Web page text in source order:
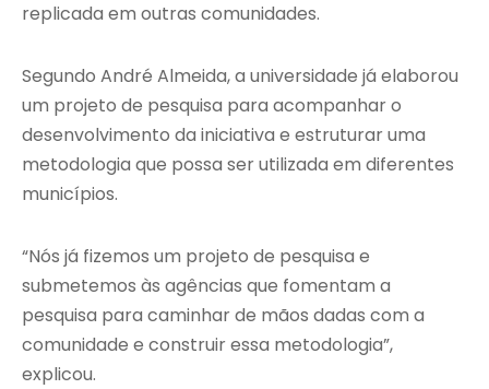
replicada em outras comunidades.
Segundo André Almeida, a universidade já elaborou
um projeto de pesquisa para acompanhar o
desenvolvimento da iniciativa e estruturar uma
metodologia que possa ser utilizada em diferentes
municípios.
“Nós já fizemos um projeto de pesquisa e
submetemos às agências que fomentam a
pesquisa para caminhar de mãos dadas com a
comunidade e construir essa metodologia”,
explicou.